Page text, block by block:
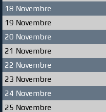
18 Novembre
19 Novembre
20 Novembre
21 Novembre
22 Novembre
23 Novembre
24 Novembre
25 Novembre